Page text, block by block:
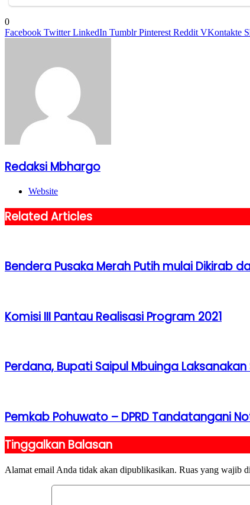
0
Facebook Twitter LinkedIn Tumblr Pinterest Reddit VKontakte
Redaksi Mbhargo
Website
Related Articles
Bendera Pusaka Merah Putih mulai Dikirab
Komisi III Pantau Realisasi Program 2021
Perdana, Bupati Saipul Mbuinga
Pemkab Pohuwato – DPRD Tandatangani
Tinggalkan Balasan
Alamat email Anda tidak akan dipublikasikan. Ruas yang wajib